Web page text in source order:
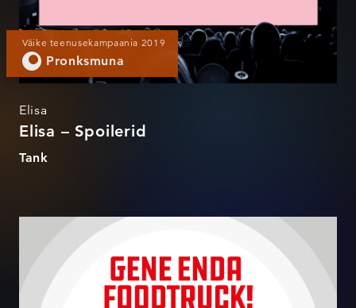
Väike teenusekampaania 2019
Pronksmuna
Elisa
Elisa – Spoilerid
Tank
Felix – Foodtruck